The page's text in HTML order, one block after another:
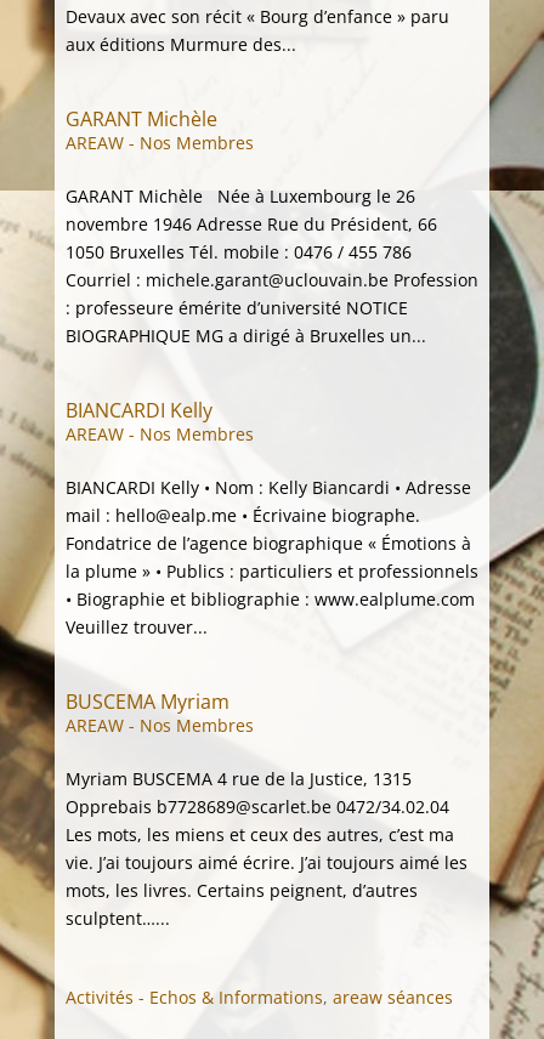
Devaux avec son récit « Bourg d’enfance » paru
aux éditions Murmure des...
GARANT Michèle
AREAW - Nos Membres
GARANT Michèle Née à Luxembourg le 26
novembre 1946 Adresse Rue du Président, 66
1050 Bruxelles Tél. mobile : 0476 / 455 786
Courriel : michele.garant@uclouvain.be Profession
: professeure émérite d’université NOTICE
BIOGRAPHIQUE MG a dirigé à Bruxelles un...
BIANCARDI Kelly
AREAW - Nos Membres
BIANCARDI Kelly • Nom : Kelly Biancardi • Adresse
mail : hello@ealp.me • Écrivaine biographe.
Fondatrice de l’agence biographique « Émotions à
la plume » • Publics : particuliers et professionnels
• Biographie et bibliographie : www.ealplume.com
Veuillez trouver...
BUSCEMA Myriam
AREAW - Nos Membres
Myriam BUSCEMA 4 rue de la Justice, 1315
Opprebais b7728689@scarlet.be 0472/34.02.04
Les mots, les miens et ceux des autres, c’est ma
vie. J’ai toujours aimé écrire. J’ai toujours aimé les
mots, les livres. Certains peignent, d’autres
sculptent…...
Activités - Echos & Informations, areaw séances